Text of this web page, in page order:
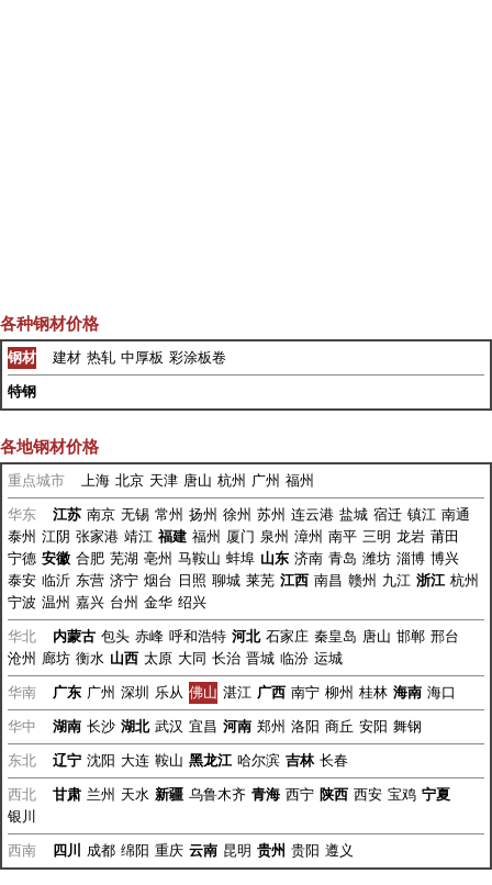
各种钢材价格
钢材 建材 热轧 中厚板 彩涂板卷
特钢
各地钢材价格
重点城市 上海 北京 天津 唐山 杭州 广州 福州
华东 江苏 南京 无锡 常州 扬州 徐州 苏州 连云港 盐城 宿迁 镇江 南通
泰州 江阴 张家港 靖江 福建 福州 厦门 泉州 漳州 南平 三明 龙岩 莆田
宁德 安徽 合肥 芜湖 亳州 马鞍山 蚌埠 山东 济南 青岛 潍坊 淄博 博兴
泰安 临沂 东营 济宁 烟台 日照 聊城 莱芜 江西 南昌 赣州 九江 浙江 杭州
宁波 温州 嘉兴 台州 金华 绍兴
华北 内蒙古 包头 赤峰 呼和浩特 河北 石家庄 秦皇岛 唐山 邯郸 邢台
沧州 廊坊 衡水 山西 太原 大同 长治 晋城 临汾 运城
华南 广东 广州 深圳 乐从 佛山 湛江 广西 南宁 柳州 桂林 海南 海口
华中 湖南 长沙 湖北 武汉 宜昌 河南 郑州 洛阳 商丘 安阳 舞钢
东北 辽宁 沈阳 大连 鞍山 黑龙江 哈尔滨 吉林 长春
西北 甘肃 兰州 天水 新疆 乌鲁木齐 青海 西宁 陕西 西安 宝鸡 宁夏
银川
西南 四川 成都 绵阳 重庆 云南 昆明 贵州 贵阳 遵义